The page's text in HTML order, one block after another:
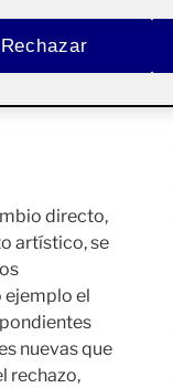
directo,
artístico, se
el
nuevas que
rechazo,
Rechazar